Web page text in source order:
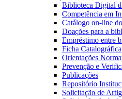
Biblioteca Digital
Competência em
Catálogo on-line
Doações para a
Empréstimo entre
Ficha Catalográfica
Orientações
Prevenção e
Publicações
Repositório
Solicitação de